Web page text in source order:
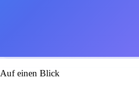
Auf einen Blick